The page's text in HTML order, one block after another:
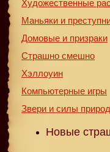
Художественные
Маньяки и
Домовые и призраки
Страшно смешно
Хэллоуин
Компьютерные игры
Звери и силы
Новые